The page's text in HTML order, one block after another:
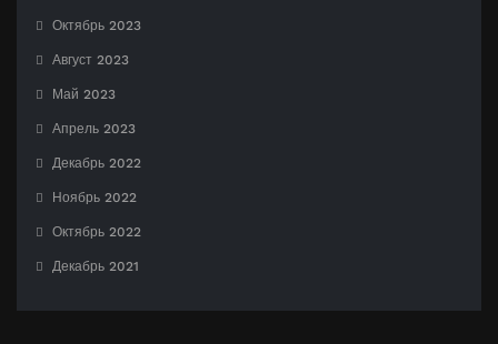
Октябрь 2023
Август 2023
Май 2023
Апрель 2023
Декабрь 2022
Ноябрь 2022
Октябрь 2022
Декабрь 2021